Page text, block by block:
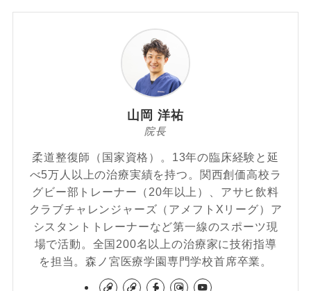
山岡 洋祐
院長
柔道整復師（国家資格）。13年の臨床経験と延
べ5万人以上の治療実績を持つ。関西創価高校ラ
グビー部トレーナー（20年以上）、アサヒ飲料
クラブチャレンジャーズ（アメフトXリーグ）ア
シスタントトレーナーなど第一線のスポーツ現
場で活動。全国200名以上の治療家に技術指導
を担当。森ノ宮医療学園専門学校首席卒業。